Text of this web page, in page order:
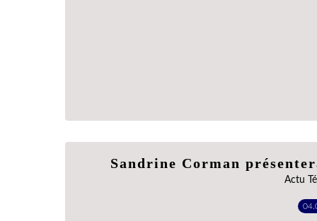
Sandrine Corman
Actu